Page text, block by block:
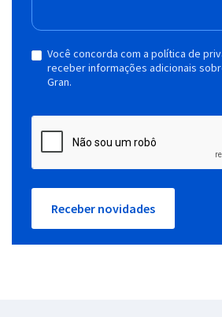
Você concorda com a política de
receber informações adicionais
Gran.
Receber novidades